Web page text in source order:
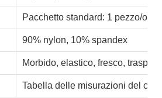
Pacchetto standard: 1 pezzo/
90% nylon, 10% spandex
Morbido, elastico, fresco,
Tabella delle misurazioni del